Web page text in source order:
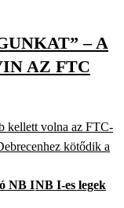
– A
AZ FTC
kellett volna az FTC-
kötődik a
NB INB I-es legek